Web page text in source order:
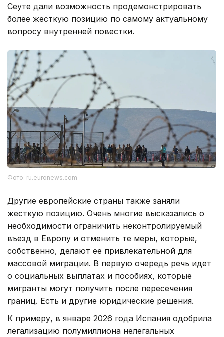
Сеуте дали возможность продемонстрировать
более жесткую позицию по самому актуальному
вопросу внутренней повестки.
Фото: ru.euronews.com
Другие европейские страны также заняли
жесткую позицию. Очень многие высказались о
необходимости ограничить неконтролируемый
въезд в Европу и отменить те меры, которые,
собственно, делают ее привлекательной для
массовой миграции. В первую очередь речь идет
о социальных выплатах и пособиях, которые
мигранты могут получить после пересечения
границ. Есть и другие юридические решения.
К примеру, в январе 2026 года Испания одобрила
легализацию полумиллиона нелегальных